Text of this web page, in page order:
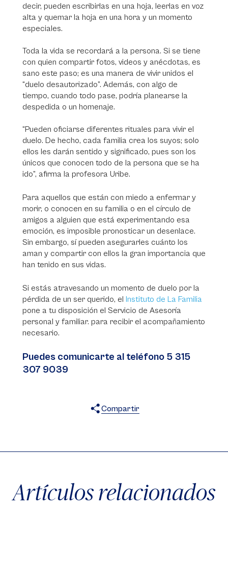
decir, pueden escribirlas en una hoja, leerlas en voz
alta y quemar la hoja en una hora y un momento
especiales.
Toda la vida se recordará a la persona. Si se tiene
con quien compartir fotos, videos y anécdotas, es
sano este paso; es una manera de vivir unidos el
“duelo desautorizado”. Además, con algo de
tiempo, cuando todo pase, podría planearse la
despedida o un homenaje.
“Pueden oficiarse diferentes rituales para vivir el
duelo. De hecho, cada familia crea los suyos; solo
ellos les darán sentido y significado, pues son los
únicos que conocen todo de la persona que se ha
ido”, afirma la profesora Uribe.
Para aquellos que están con miedo a enfermar y
morir, o conocen en su familia o en el círculo de
amigos a alguien que está experimentando esa
emoción, es imposible pronosticar un desenlace.
Sin embargo, sí pueden asegurarles cuánto los
aman y compartir con ellos la gran importancia que
han tenido en sus vidas.
Si estás atravesando un momento de duelo por la
pérdida de un ser querido, el Instituto de La Familia
pone a tu disposición el Servicio de Asesoría
personal y familiar. para recibir el acompañamiento
necesario.
Puedes comunicarte al teléfono 5 315
307 9039
Compartir
Artículos relacionados